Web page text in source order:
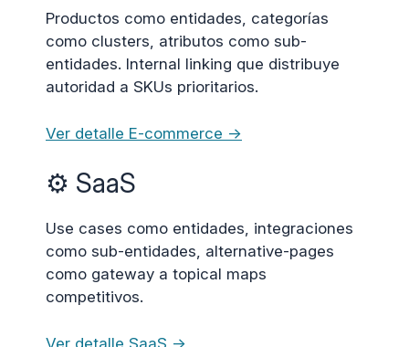
Productos como entidades, categorías
como clusters, atributos como sub-
entidades. Internal linking que distribuye
autoridad a SKUs prioritarios.
Ver detalle E-commerce →
⚙️ SaaS
Use cases como entidades, integraciones
como sub-entidades, alternative-pages
como gateway a topical maps
competitivos.
Ver detalle SaaS →